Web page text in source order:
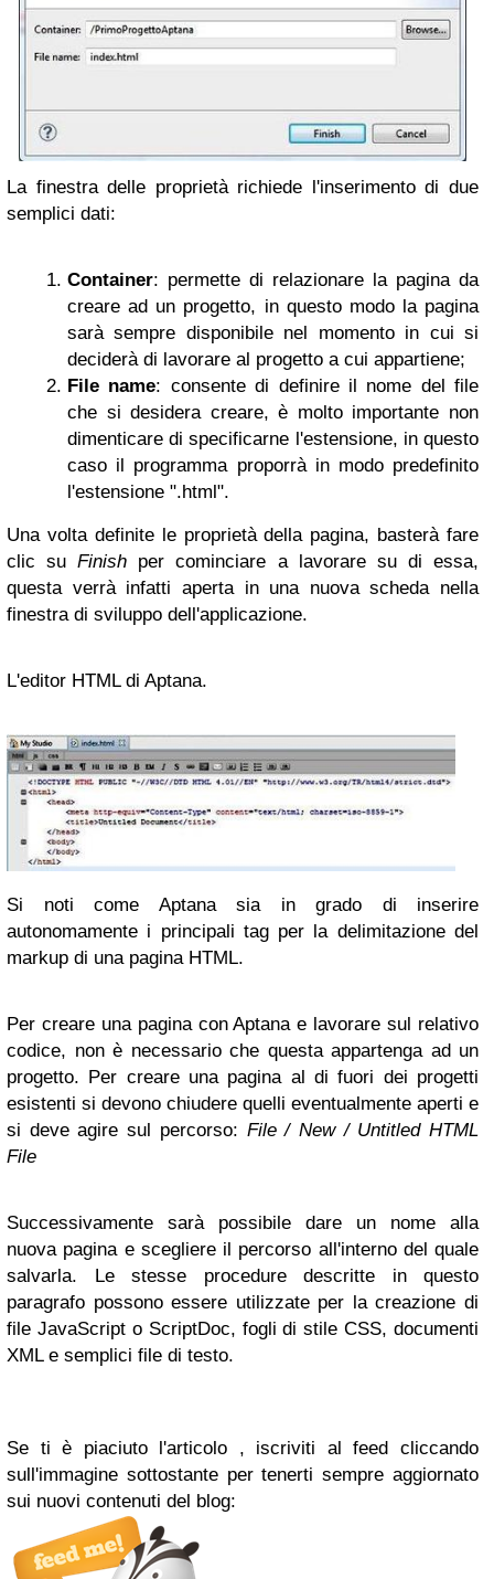
La finestra delle proprietà richiede l'inserimento di due
semplici dati:
Container: permette di relazionare la pagina da
creare ad un progetto, in questo modo la pagina
sarà sempre disponibile nel momento in cui si
deciderà di lavorare al progetto a cui appartiene;
File name: consente di definire il nome del file
che si desidera creare, è molto importante non
dimenticare di specificarne l'estensione, in questo
caso il programma proporrà in modo predefinito
l'estensione ".html".
Una volta definite le proprietà della pagina, basterà fare
clic suFinish per cominciare a lavorare su di essa,
questa verrà infatti aperta in una nuova scheda nella
finestra di sviluppo dell'applicazione.
L'editor HTML di Aptana.
Si noti come Aptana sia in grado di inserire
autonomamente i principali tag per la delimitazione del
markup di una pagina HTML.
Per creare una pagina con Aptana e lavorare sul relativo
codice, non è necessario che questa appartenga ad un
progetto. Per creare una pagina al di fuori dei progetti
esistenti si devono chiudere quelli eventualmente aperti e
si deve agire sul percorso: File / New / Untitled HTML
File
Successivamente sarà possibile dare un nome alla
nuova pagina e scegliere il percorso all'interno del quale
salvarla. Le stesse procedure descritte in questo
paragrafo possono essere utilizzate per la creazione di
file JavaScript o ScriptDoc, fogli di stile CSS, documenti
XML e semplici file di testo.
Se ti è piaciuto l'articolo , iscriviti al feed cliccando
sull'immagine sottostante per tenerti sempre aggiornato
sui nuovi contenuti del blog: